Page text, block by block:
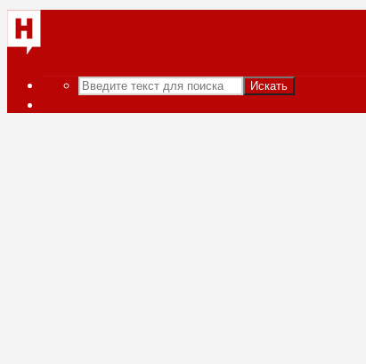
Искать